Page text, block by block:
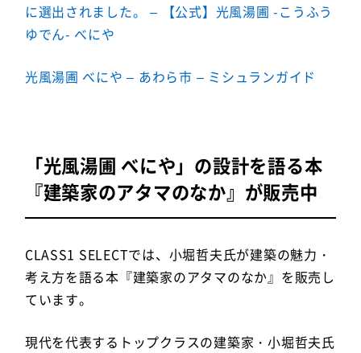
に選出されました。 – 【公式】光風湯圃 -こうふう
ゆでん- べにや
光風湯圃 べにや – あわら市 – ミシュランガイド
「光風湯圃 べにや」の設計を語る本
『建築家のアタマのなか』が販売中
CLASS1 SELECTでは、小堀哲夫氏が建築の魅力・
考え方を語る本『建築家のアタマのなか』を販売し
ています。
現代を代表するトップクラスの建築家・小堀哲夫氏